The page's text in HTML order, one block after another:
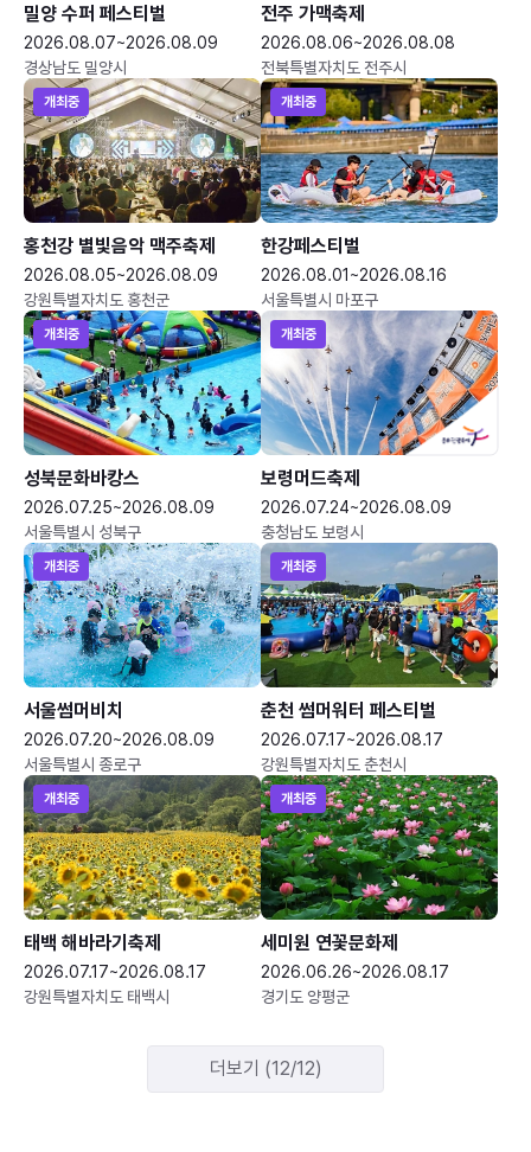
밀양 수퍼 페스티벌
2026.08.07~2026.08.09
경상남도 밀양시
전주 가맥축제
2026.08.06~2026.08.08
전북특별자치도 전주시
개최중
홍천강 별빛음악 맥주축제
2026.08.05~2026.08.09
강원특별자치도 홍천군
개최중
한강페스티벌
2026.08.01~2026.08.16
서울특별시 마포구
개최중
성북문화바캉스
2026.07.25~2026.08.09
서울특별시 성북구
개최중
보령머드축제
2026.07.24~2026.08.09
충청남도 보령시
개최중
서울썸머비치
2026.07.20~2026.08.09
서울특별시 종로구
개최중
춘천 썸머워터 페스티벌
2026.07.17~2026.08.17
강원특별자치도 춘천시
개최중
태백 해바라기축제
2026.07.17~2026.08.17
강원특별자치도 태백시
개최중
세미원 연꽃문화제
2026.06.26~2026.08.17
경기도 양평군
더보기 (12/12)